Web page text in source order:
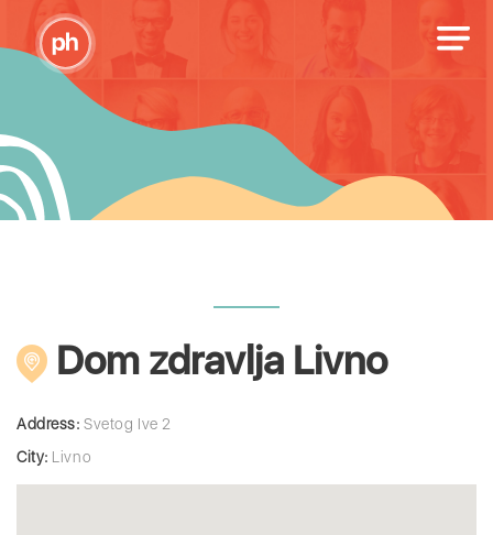
Dom zdravlja Livno
Address: Svetog Ive 2
City: Livno